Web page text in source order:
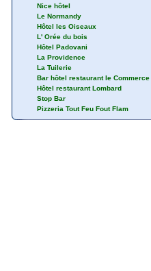
Nice hôtel
Le Normandy
Hôtel les Oiseaux
L' Orée du bois
Hôtel Padovani
La Providence
La Tuilerie
Bar hôtel restaurant le Commerce
Hôtel restaurant Lombard
Stop Bar
Pizzeria Tout Feu Fout Flam